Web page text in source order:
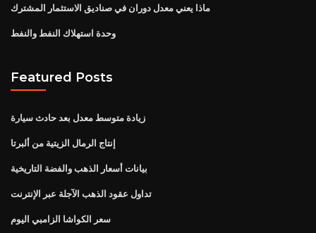
ماذا يعني معدل دوران في صناديق الاستثمار المشترك
وحدة استهلاك النفط والنفط
Featured Posts
زيادة متوسط ​​معدل بعد حادث سيارة
إنتاج الرمال الزيتية من ألبرتا
بيانات أسعار الذهب والفضة التاريخية
تداول عقود الذهب الآجلة عبر الإنترنت
سعر الكواشا الزامبي اليوم